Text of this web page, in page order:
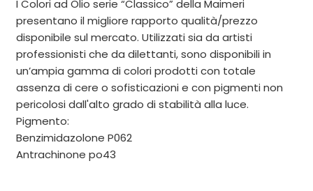
I Colori ad Olio serie “Classico” della Maimeri
presentano il migliore rapporto qualità/prezzo
disponibile sul mercato. Utilizzati sia da artisti
professionisti che da dilettanti, sono disponibili in
un’ampia gamma di colori prodotti con totale
assenza di cere o sofisticazioni e con pigmenti non
pericolosi dall'alto grado di stabilità alla luce.
Pigmento:
Benzimidazolone P062
Antrachinone po43